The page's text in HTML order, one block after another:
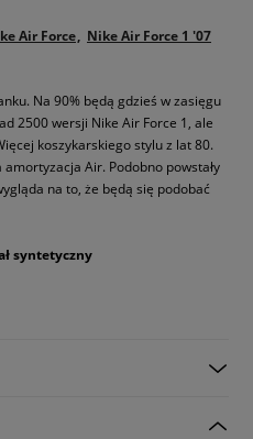
Air Force
Nike Air Force 1 '07
Na 90% będą gdzieś w zasięgu
2500 wersji Nike Air Force 1, ale
koszykarskiego stylu z lat 80.
Air. Podobno powstały
na to, że będą się podobać
syntetyczny